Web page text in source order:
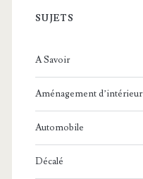
SUJETS
A Savoir
Aménagement d’intérieur
Automobile
Décalé